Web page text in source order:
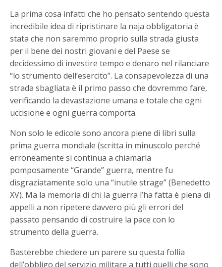
La prima cosa infatti che ho pensato sentendo questa
incredibile idea di ripristinare la naja obbligatoria è
stata che non saremmo proprio sulla strada giusta
per il bene dei nostri giovani e del Paese se
decidessimo di investire tempo e denaro nel rilanciare
“lo strumento dell’esercito”. La consapevolezza di una
strada sbagliata è il primo passo che dovremmo fare,
verificando la devastazione umana e totale che ogni
uccisione e ogni guerra comporta.
Non solo le edicole sono ancora piene di libri sulla
prima guerra mondiale (scritta in minuscolo perché
erroneamente si continua a chiamarla
pomposamente “Grande” guerra, mentre fu
disgraziatamente solo una “inutile strage” (Benedetto
XV). Ma la memoria di chi la guerra l’ha fatta è piena di
appelli a non ripetere davvero più gli errori del
passato pensando di costruire la pace con lo
strumento della guerra.
Basterebbe chiedere un parere su questa follia
dell’obbligo del servizio militare a tutti quelli che sono